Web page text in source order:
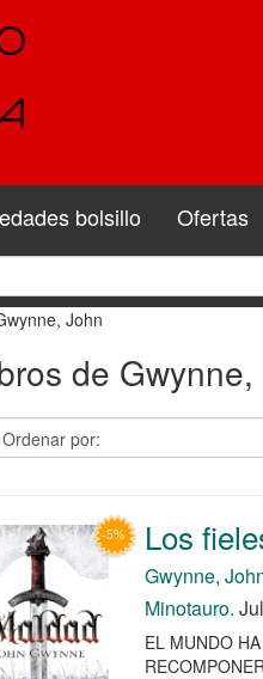
bolsillo Ofertas
John
de Gwynne,
Los
Gwynne,
Minotauro.
EL MUNDO